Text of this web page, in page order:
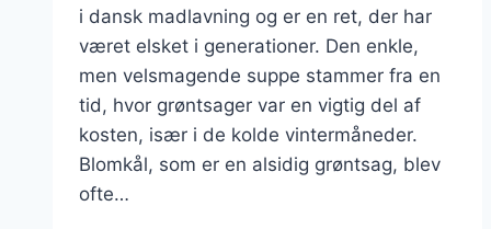
i dansk madlavning og er en ret, der har
været elsket i generationer. Den enkle,
men velsmagende suppe stammer fra en
tid, hvor grøntsager var en vigtig del af
kosten, især i de kolde vintermåneder.
Blomkål, som er en alsidig grøntsag, blev
ofte…